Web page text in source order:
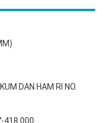
DAN HAM RI NO.
418.000